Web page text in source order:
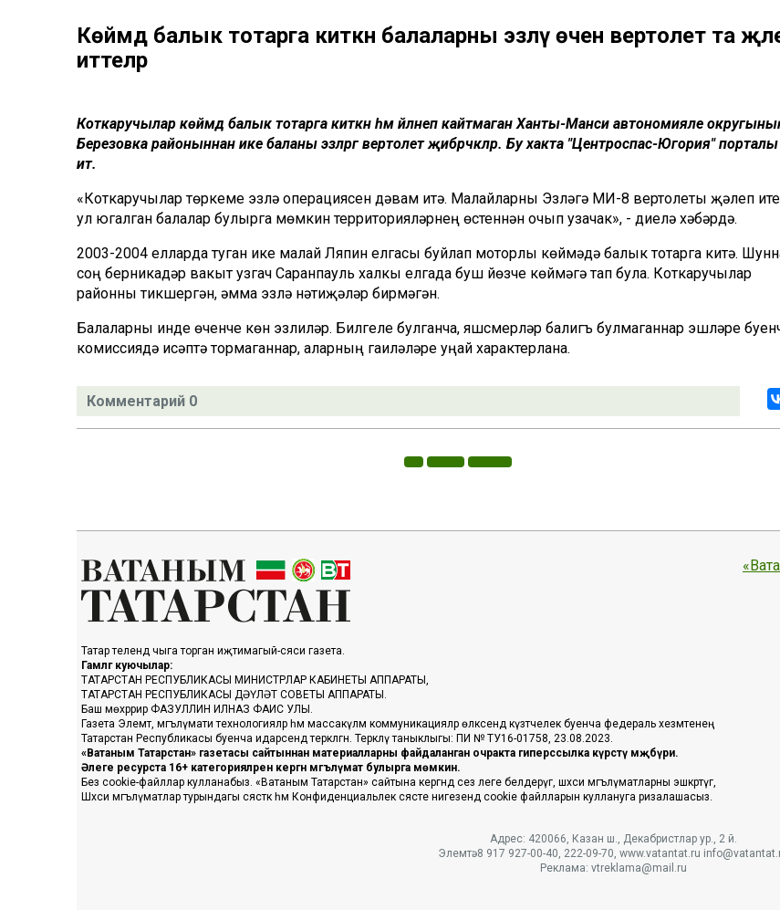
Көймәдә балык тотарга киткән балаларны эзләү өчен вертолет та
иттеләр
Коткаручылар көймәдә балык тотарга киткән һәм әйләнеп кайтмаган Ханты-Манси автономияле
Березовка районыннан ике баланы эзләргә вертолет җибәрәчәкләр. Бу хакта "Центроспас-Югория" порталы
итә.
«Коткаручылар төркеме эзләү операциясен дәвам итә. Малайларны Эзләүгә МИ-8 вертолеты җәлеп
ул югалган балалар булырга мөмкин территорияләрнең өстеннән очып узачак», - диелә хәбәрдә.
2003-2004 елларда туган ике малай Ляпин елгасы буйлап моторлы көймәдә балык тотарга китә.
соң берникадәр вакыт узгач Саранпауль халкы елгада буш йөзүче көймәгә тап була. Коткаручылар
районны тикшергән, әмма эзләү нәтиҗәләр бирмәгән.
Балаларны инде өченче көн эзлиләр. Билгеле булганча, яшүсмерләр балигъ булмаганнар эшләре
комиссиядә исәптә тормаганнар, аларның гаиләләре уңай характерлана.
Комментарий 0
Татар телендә чыга торган иҗтимагый-сәяси газета.
Гамәлгә куючылар:
ТАТАРСТАН РЕСПУБЛИКАСЫ МИНИСТРЛАР КАБИНЕТЫ АППАРАТЫ,
ТАТАРСТАН РЕСПУБЛИКАСЫ ДӘҮЛӘТ СОВЕТЫ АППАРАТЫ.
Баш мөхәррир ФАЗУЛЛИН ИЛНАЗ ФАИС УЛЫ.
Газета Элемтә, мәгълүмати технологияләр һәм массакүләм коммуникацияләр өлкәсендә күзәтчелек буенча федераль хезмәтенең
Татарстан Республикасы буенча идарәсендә теркәлгән. Теркәлү таныклыгы: ПИ № ТУ16-01758, 23.08.2023.
«Ватаным Татарстан» газетасы сайтыннан материалларны файдаланган очракта гиперссылка күрсәтү мәҗбүри.
Әлеге ресурста 16+ категорияләренә кергән мәгълүмат булырга мөмкин.
Без cookie-файллар кулланабыз. «Ватаным Татарстан» сайтына кергәндә сез әлеге белдерүгә, шәхси мәгълүматларны эшкәртүгә,
Шәхси мәгълүматлар турындагы сәясәткә һәм Конфиденциальлек сәясәте нигезендә cookie файлларын куллануга ризалашасыз.
Адрес: 420066, Казан ш., Декабристлар ур., 2 й.
Элемтә: 8 917 927-00-40, 222-09-70, www.vatantat.ru
Реклама: vtreklama@mail.ru